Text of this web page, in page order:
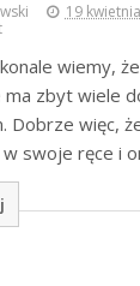
19
wiemy,
ma zbyt wiele
Dobrze więc,
swoje ręce i